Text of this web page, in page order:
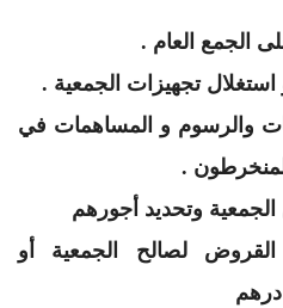
الجمع العام .
تجهيزات الجمعية .
والرسوم و المساهمات في
.
وتحديد أجورهم
لصالح الجمعية أو